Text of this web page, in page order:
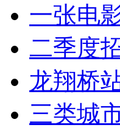
一张电
二季度
龙翔桥
三类城